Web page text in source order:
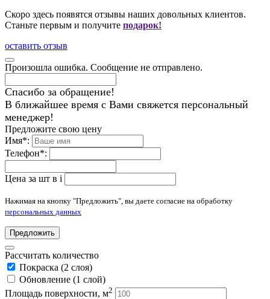
Скоро здесь появятся отзывы наших довольных клиентов.
Станьте первым и получите подарок!
оставить отзыв
Произошла ошибка. Сообщение не отправлено.
Спасибо за обращение!
В ближайшее время с Вами свяжется персональный
менеджер!
Предложите свою цену
Имя*:
Телефон*:
Цена за шт в i
Нажимая на кнопку "Предложить", вы даете согласие на обработку
персональных данных
Предложить
Рассчитать количество
Покраска (2 слоя)
Обновление (1 слой)
Площадь поверхности, м2